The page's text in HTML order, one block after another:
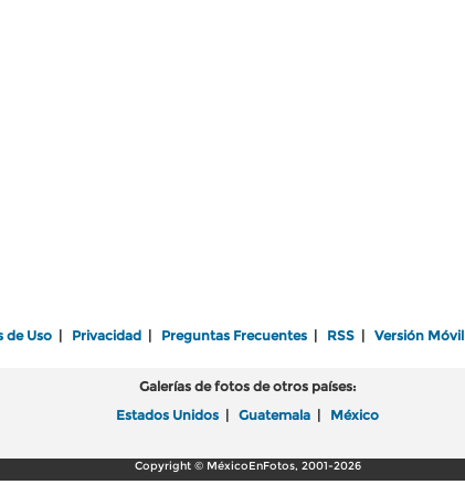
de Uso Privacidad Preguntas Frecuentes RSS Versión Móvil
Galerías de fotos de otros países:
Estados Unidos
Guatemala México
Copyright © MéxicoEnFotos, 2001-2026